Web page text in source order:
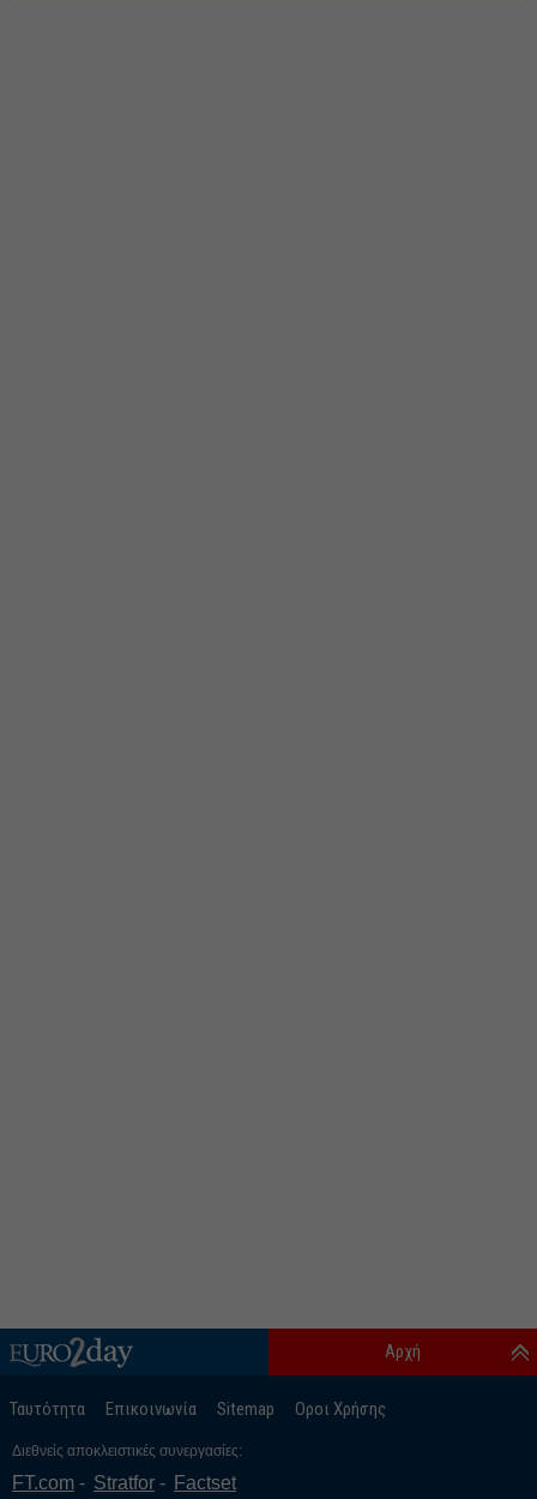
Ταυτότητα Επικοινωνία Sitemap Οροι Χρήσης
Αρχή
Διεθνείς αποκλειστικές συνεργασίες:
FT.com Stratfor Factset